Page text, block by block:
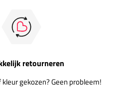
retourneren
gekozen? Geen probleem!